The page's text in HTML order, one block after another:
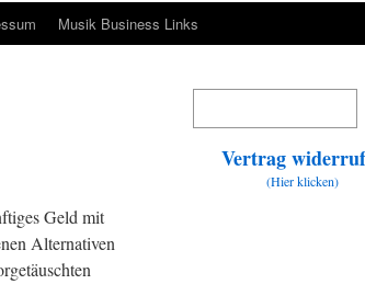
Musik Business Links
Geld mit
Alternativen
Vertrag
(Hier klicken)